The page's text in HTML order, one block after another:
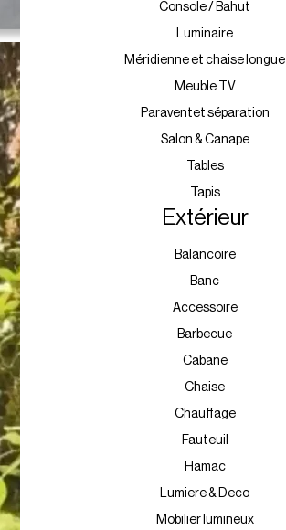
Console / Bahut
Luminaire
Méridienne et chaise longue
Meuble TV
Paraventet séparation
Salon & Canape
Tables
Tapis
Extérieur
Balancoire
Banc
Accessoire
Barbecue
Cabane
Chaise
Chauffage
Fauteuil
Hamac
Lumiere & Deco
Mobilier lumineux